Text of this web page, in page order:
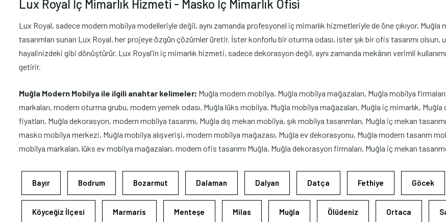
Lux Royal İç Mimarlık Hizmeti - Masko İç Mimarlık Ofisi
Lux Royal, sadece modern mobilya modelleriyle değil, aynı zamanda profesyonel iç mimarlık hizmetleriyle de öne çıkıyor.
tasarımları sunan Lux Royal, her projeye özgün çözümler üretir. İster konforlu bir oturma odası, ister şık bir ofis tasarımı olsun,
hayalinizdeki gibi dönüştürür. Lux Royal’in iç mimarlık hizmeti, sadece dekorasyon değil, aynı zamanda mekânın verimli
getirir.
Muğla Modern Mobilya ile ilgili anahtar kelimeler; Muğla modern mobilya, Muğla mobilya mağazaları, Muğla mobilya
markaları, modern oturma grubu, modern yemek odası, Muğla lüks mobilya, Muğla mobilya mağazaları, Muğla iç mimarlık,
fiyatları, Muğla dekorasyon, modern mobilya tasarımı, Muğla dış mekan mobilya, şık mobilya tasarımları, Muğla iç mekan
masko mobilya merkezi, Muğla mobilya alışverişi, modern mobilya mağazası, Muğla ev dekorasyonu, Muğla modern tasarım
mobilya markaları, lüks ev mobilya mağazaları, modern ofis tasarımı Muğla, Muğla dekorasyon firmaları, Muğla iç mekan
Bayır Bodrum Bozarmut Dalaman Dalyan Datça Fethiye Göcek
Köyceğiz İlçesi Marmaris Menteşe Milas Muğla Ölüdeniz Ortaca